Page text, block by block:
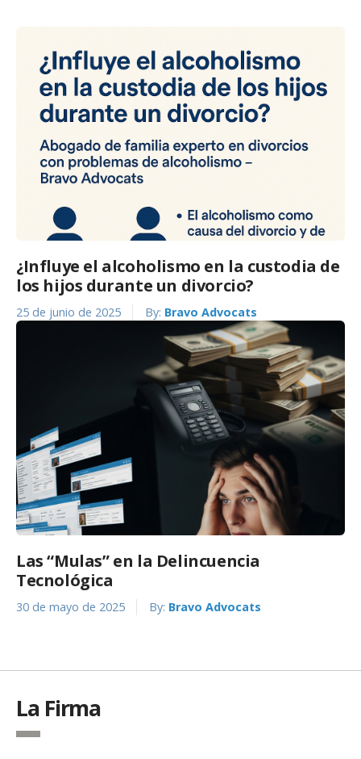
¿Influye el alcoholismo en la custodia de
los hijos durante un divorcio?
25 de junio de 2025 By: Bravo Advocats
Las “Mulas” en la Delincuencia
Tecnológica
30 de mayo de 2025 By: Bravo Advocats
La Firma